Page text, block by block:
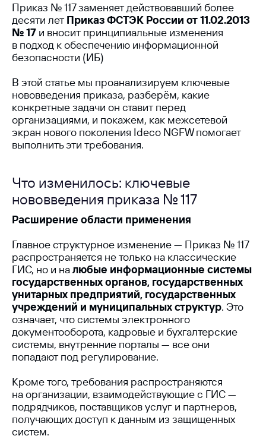
Приказ № 117 заменяет действовавший более
десяти летПриказ ФСТЭК России от 11.02.2013
№ 17 и вносит принципиальные изменения
в подход к обеспечению информационной
безопасности (ИБ)
В этой статье мы проанализируем ключевые
нововведения приказа, разберём, какие
конкретные задачи он ставит перед
организациями, и покажем, как межсетевой
экран нового поколения Ideco NGFW помогает
выполнить эти требования.
Что изменилось: ключевые
нововведения приказа № 117
Расширение области применения
Главное структурное изменение — Приказ № 117
распространяется не только на классические
ГИС, но и налюбые информационные системы
государственных органов, государственных
унитарных предприятий, государственных
учреждений и муниципальных структур. Это
означает, что системы электронного
документооборота, кадровые и бухгалтерские
системы, внутренние порталы — все они
попадают под регулирование.
Кроме того, требования распространяются
на организации, взаимодействующие с ГИС —
подрядчиков, поставщиков услуг и партнеров,
получающих доступ к данным из защищенных
систем.